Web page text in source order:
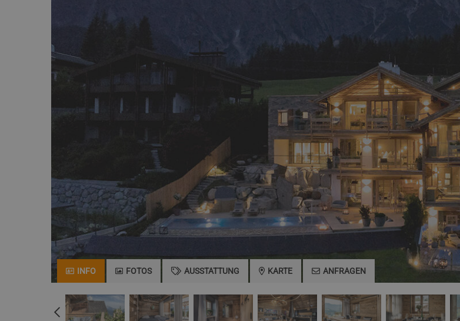
INFO FOTOS AUSSTATTUNG KARTE ANFRAGEN